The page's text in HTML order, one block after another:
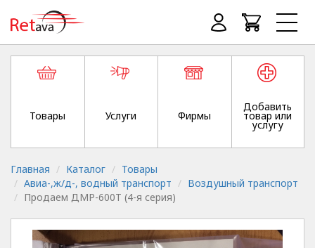
Товары Услуги Фирмы
Добавить
товар или
услугу
Главная Каталог
Товары
Авиа-,ж/д-, водный транспорт
Воздушный транспорт
Продаем ДМР-600Т (4-я серия)